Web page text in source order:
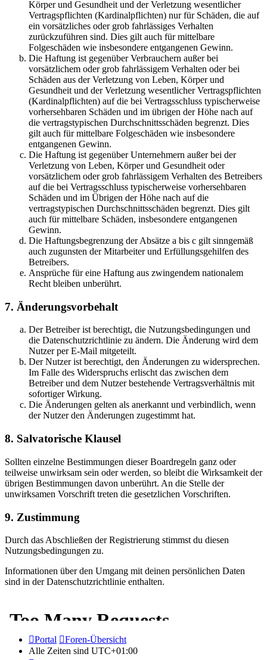
Körper und Gesundheit und der Verletzung wesentlicher
Vertragspflichten (Kardinalpflichten) nur für Schäden, die auf
ein vorsätzliches oder grob fahrlässiges Verhalten
zurückzuführen sind. Dies gilt auch für mittelbare
Folgeschäden wie insbesondere entgangenen Gewinn.
Die Haftung ist gegenüber Verbrauchern außer bei
vorsätzlichem oder grob fahrlässigem Verhalten oder bei
Schäden aus der Verletzung von Leben, Körper und
Gesundheit und der Verletzung wesentlicher Vertragspflichten
(Kardinalpflichten) auf die bei Vertragsschluss typischerweise
vorhersehbaren Schäden und im übrigen der Höhe nach auf
die vertragstypischen Durchschnittsschäden begrenzt. Dies
gilt auch für mittelbare Folgeschäden wie insbesondere
entgangenen Gewinn.
Die Haftung ist gegenüber Unternehmern außer bei der
Verletzung von Leben, Körper und Gesundheit oder
vorsätzlichem oder grob fahrlässigem Verhalten des Betreibers
auf die bei Vertragsschluss typischerweise vorhersehbaren
Schäden und im Übrigen der Höhe nach auf die
vertragstypischen Durchschnittsschäden begrenzt. Dies gilt
auch für mittelbare Schäden, insbesondere entgangenen
Gewinn.
Die Haftungsbegrenzung der Absätze a bis c gilt sinngemäß
auch zugunsten der Mitarbeiter und Erfüllungsgehilfen des
Betreibers.
Ansprüche für eine Haftung aus zwingendem nationalem
Recht bleiben unberührt.
7. Änderungsvorbehalt
Der Betreiber ist berechtigt, die Nutzungsbedingungen und
die Datenschutzrichtlinie zu ändern. Die Änderung wird dem
Nutzer per E-Mail mitgeteilt.
Der Nutzer ist berechtigt, den Änderungen zu widersprechen.
Im Falle des Widerspruchs erlischt das zwischen dem
Betreiber und dem Nutzer bestehende Vertragsverhältnis mit
sofortiger Wirkung.
Die Änderungen gelten als anerkannt und verbindlich, wenn
der Nutzer den Änderungen zugestimmt hat.
8. Salvatorische Klausel
Sollten einzelne Bestimmungen dieser Boardregeln ganz oder
teilweise unwirksam sein oder werden, so bleibt die Wirksamkeit der
übrigen Bestimmungen davon unberührt. An die Stelle der
unwirksamen Vorschrift treten die gesetzlichen Vorschriften.
9. Zustimmung
Durch das Abschließen der Registrierung stimmst du diesen
Nutzungsbedingungen zu.
Informationen über den Umgang mit deinen persönlichen Daten
sind in der Datenschutzrichtlinie enthalten.
Portal
Foren-Übersicht
Alle Zeiten sind UTC+01:00